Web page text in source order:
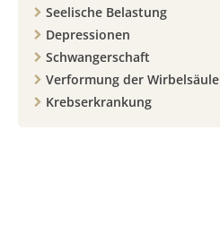
Seelische Belastung
Depressionen
Schwangerschaft
Verformung der Wirbelsäule
Krebserkrankung